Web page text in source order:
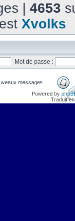
| 4653
Xvolks
Mot de passe :
messages
Powered by
Traduit